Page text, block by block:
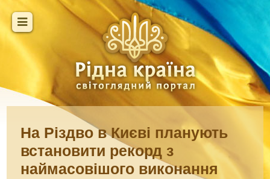
На Різдво в Києві планують
встановити рекорд з
наймасовішого виконання